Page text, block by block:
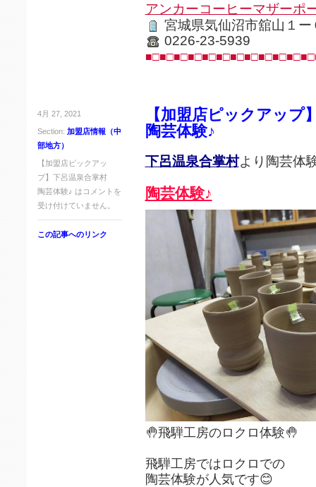
アンカーコーヒーマザーポ
宮城県気仙沼市舘山１ー
0226-23-5939
4月 27, 2021
Section: 加盟店情報（中
部地方）
【加盟店ピックアッ
プ】下呂温泉合掌村
陶芸体験♪ は コメントを
受け付けていません。
この記事へのリンク
【加盟店ピックアップ
陶芸体験♪
下呂温泉合掌村より陶芸体
陶芸体験♪
🤚飛騨工房のロクロ体験🤚
飛騨工房ではロクロでの
陶芸体験が人気です😊